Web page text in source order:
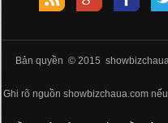
Bản quyền © 2015
Ghi rõ nguồn showbizchaua.com